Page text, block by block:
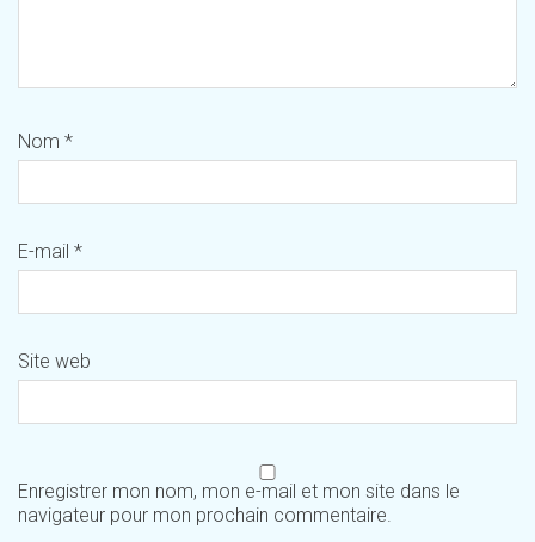
Nom *
E-mail *
Site web
Enregistrer mon nom, mon e-mail et mon site dans le
navigateur pour mon prochain commentaire.